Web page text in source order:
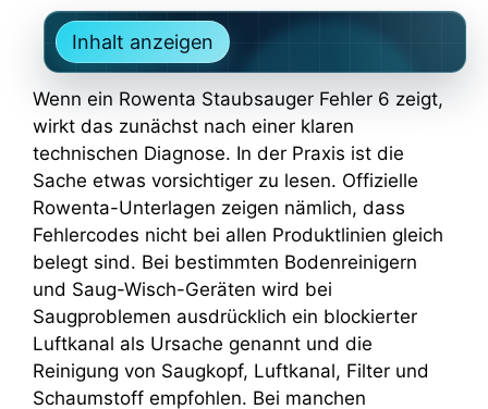
Inhalt anzeigen
Wenn ein Rowenta Staubsauger Fehler 6 zeigt,
wirkt das zunächst nach einer klaren
technischen Diagnose. In der Praxis ist die
Sache etwas vorsichtiger zu lesen. Offizielle
Rowenta-Unterlagen zeigen nämlich, dass
Fehlercodes nicht bei allen Produktlinien gleich
belegt sind. Bei bestimmten Bodenreinigern
und Saug-Wisch-Geräten wird bei
Saugproblemen ausdrücklich ein blockierter
Luftkanal als Ursache genannt und die
Reinigung von Saugkopf, Luftkanal, Filter und
Schaumstoff empfohlen. Bei manchen